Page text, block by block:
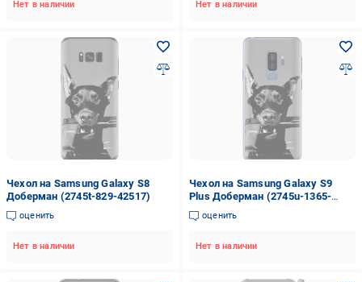
Нет в наличии Нет в наличии
Чехол на Samsung Galaxy S8
Доберман (2745t-829-42517)
оценить
Нет в наличии
Чехол на Samsung Galaxy S9
Plus Доберман (2745u-1365-
42517)
оценить
Нет в наличии